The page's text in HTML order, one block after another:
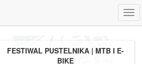
FESTIWAL PUSTELNIKA | MTB I E-
BIKE